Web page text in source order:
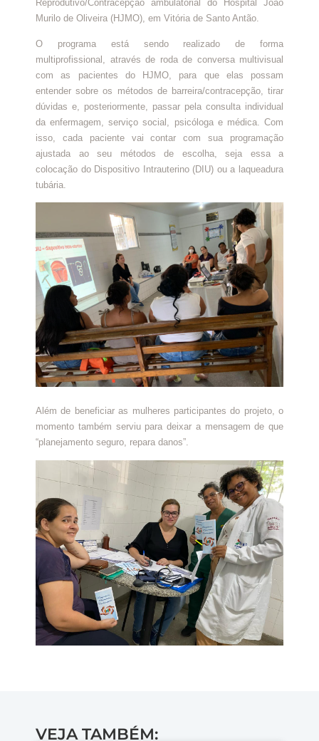
Reprodutivo/Contracepção ambulatorial do Hospital João
Murilo de Oliveira (HJMO), em Vitória de Santo Antão.
O programa está sendo realizado de forma
multiprofissional, através de roda de conversa multivisual
com as pacientes do HJMO, para que elas possam
entender sobre os métodos de barreira/contracepção, tirar
dúvidas e, posteriormente, passar pela consulta individual
da enfermagem, serviço social, psicóloga e médica. Com
isso, cada paciente vai contar com sua programação
ajustada ao seu métodos de escolha, seja essa a
colocação do Dispositivo Intrauterino (DIU) ou a laqueadura
tubária.
Além de beneficiar as mulheres participantes do projeto, o
momento também serviu para deixar a mensagem de que
“planejamento seguro, repara danos”.
VEJA TAMBÉM: